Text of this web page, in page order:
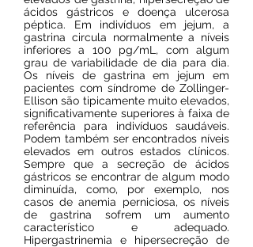
ácidos gástricos e doença ulcerosa
péptica. Em indivíduos em jejum, a
gastrina circula normalmente a níveis
inferiores a 100 pg/mL, com algum
grau de variabilidade de dia para dia.
Os níveis de gastrina em jejum em
pacientes com síndrome de Zollinger-
Ellison são tipicamente muito elevados,
significativamente superiores à faixa de
referência para indivíduos saudáveis.
Podem também ser encontrados níveis
elevados em outros estados clínicos.
Sempre que a secreção de ácidos
gástricos se encontrar de algum modo
diminuída, como, por exemplo, nos
casos de anemia perniciosa, os níveis
de gastrina sofrem um aumento
característico e adequado.
Hipergastrinemia e hipersecreção de